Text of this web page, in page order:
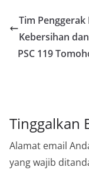
Tim
Kebersihan
PSC 119
Tinggalkan
Alamat email
yang wajib